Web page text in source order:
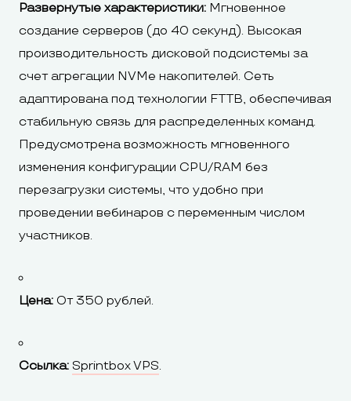
Развернутые характеристики: Мгновенное
создание серверов (до 40 секунд). Высокая
производительность дисковой подсистемы за
счет агрегации NVMe накопителей. Сеть
адаптирована под технологии FTTB, обеспечивая
стабильную связь для распределенных команд.
Предусмотрена возможность мгновенного
изменения конфигурации CPU/RAM без
перезагрузки системы, что удобно при
проведении вебинаров с переменным числом
участников.
Цена: От 350 рублей.
Ссылка: Sprintbox VPS.